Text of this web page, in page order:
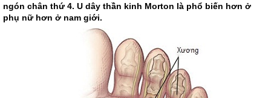
ngón chân thứ 4. U dây thần kinh Morton là phổ biến hơn ở
phụ nữ hơn ở nam giới.